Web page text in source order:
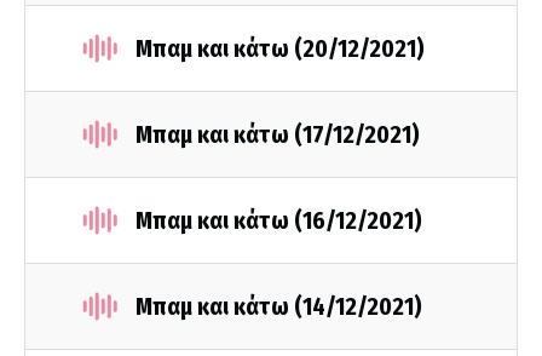
Μπαμ και κάτω (20/12/2021)
Μπαμ και κάτω (17/12/2021)
Μπαμ και κάτω (16/12/2021)
Μπαμ και κάτω (14/12/2021)